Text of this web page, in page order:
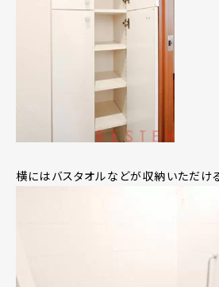
横にはバスタオルなどが収納いただけ